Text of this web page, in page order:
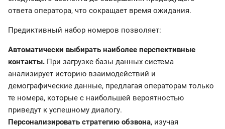
ответа оператора, что сокращает время ожидания.
Предиктивный набор номеров позволяет:
Автоматически выбирать наиболее перспективные
контакты. При загрузке базы данных система
анализирует историю взаимодействий и
демографические данные, предлагая операторам только
те номера, которые с наибольшей вероятностью
приведут к успешному диалогу.
Персонализировать стратегию обзвона, изучая